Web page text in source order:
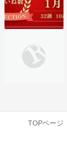
TOPページ